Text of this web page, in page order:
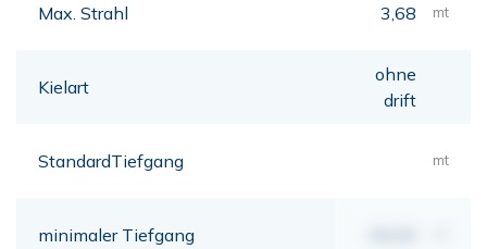
Max. Strahl 3,68 mt
Kielart
ohne
drift
StandardTiefgang mt
minimaler Tiefgang